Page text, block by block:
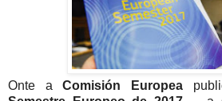
Onte aComisión Europea